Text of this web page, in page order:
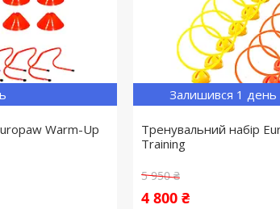
Warm-Up
Залишився 1 день
Тренувальний набір
Training
5 950 ₴
4 800 ₴